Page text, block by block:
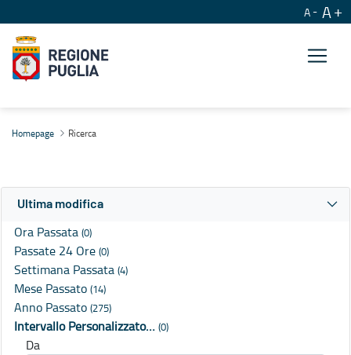
A A
Homepage Ricerca
Ultima modifica
Ora Passata (0)
Passate 24 Ore (0)
Settimana Passata (4)
Mese Passato (14)
Anno Passato (275)
Intervallo Personalizzato… (0)
Da